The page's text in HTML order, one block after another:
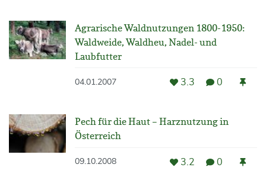
Agrarische Waldnutzungen 1800-1950:
Waldweide, Waldheu, Nadel- und
Laubfutter
04.01.2007 3.3 0
Pech für die Haut – Harznutzung in
Österreich
09.10.2008 3.2 0